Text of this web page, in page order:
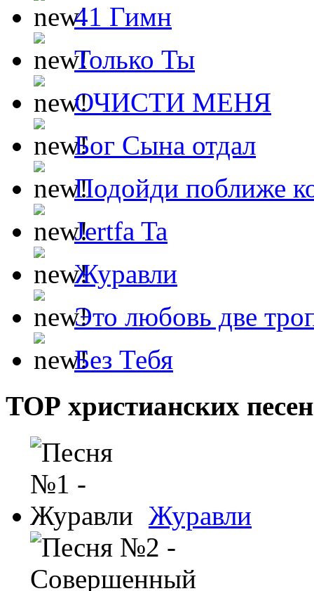
41 Гимн
Только Ты
ОЧИСТИ МЕНЯ
Бог Сына отдал
Подойди поближе
Jertfa Ta
Журавли
Это любовь две
Без Тебя
ТОР христианских песен
Журавли